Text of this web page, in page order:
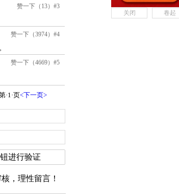
关闭 卷起